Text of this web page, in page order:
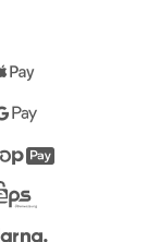
Pay
Google
PayShopify
Überweisung